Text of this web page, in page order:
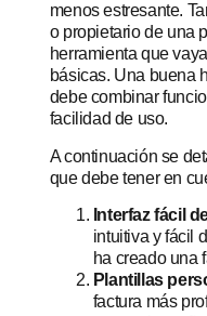
menos estresante.
o propietario de una
herramienta que
básicas. Una buena
debe combinar
facilidad de uso.
A continuación se
que debe tener en
Interfaz fácil
intuitiva y fácil
ha creado una
Plantillas
factura más